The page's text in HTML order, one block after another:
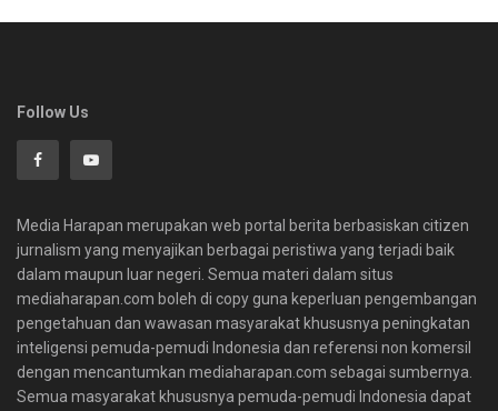
Follow Us
Media Harapan merupakan web portal berita berbasiskan citizen
jurnalism yang menyajikan berbagai peristiwa yang terjadi baik
dalam maupun luar negeri. Semua materi dalam situs
mediaharapan.com boleh di copy guna keperluan pengembangan
pengetahuan dan wawasan masyarakat khususnya peningkatan
inteligensi pemuda-pemudi Indonesia dan referensi non komersil
dengan mencantumkan mediaharapan.com sebagai sumbernya.
Semua masyarakat khususnya pemuda-pemudi Indonesia dapat